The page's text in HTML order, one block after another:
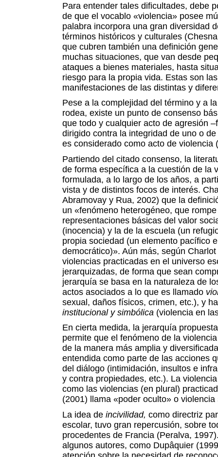
Para entender tales dificultades, debe
de que el vocablo «violencia» posee
palabra incorpora una gran diversidad
términos históricos y culturales
que cubren también una definición
muchas situaciones, que van desde
ataques a bienes materiales, hasta
riesgo para la propia vida. Estas son
manifestaciones de las distintas y
Pese a la complejidad del término y a
rodea, existe un punto de consenso
que todo y cualquier acto de agresión
dirigido contra la integridad de uno o
es considerado como acto de violencia
Partiendo del citado consenso, la
de forma específica a la cuestión de la
formulada, a lo largo de los años, a
vista y de distintos focos de interés.
Abramovay y Rua, 2002) que la
un «fenómeno heterogéneo, que
representaciones básicas del valor
(inocencia) y la de la escuela (un
propia sociedad (un elemento pacífico
democrático)». Aún más, según
violencias practicadas en el universo
jerarquizadas, de forma que sean
jerarquía se basa en la naturaleza de
actos asociados a lo que es llamado
sexual, daños físicos, crimen, etc.), y
institucional y simbólica (violencia en
En cierta medida, la jerarquía
permite que el fenómeno de la
de la manera más amplia y
entendida como parte de las acciones
del diálogo (intimidación, insultos e
y contra propiedades, etc.). La
como las violencias (en plural)
(2001) llama «poder oculto» o violencia
La idea de incivilidad, como directriz
escolar, tuvo gran repercusión, sobre
procedentes de Francia (Peralva,
algunos autores, como Dupâquier